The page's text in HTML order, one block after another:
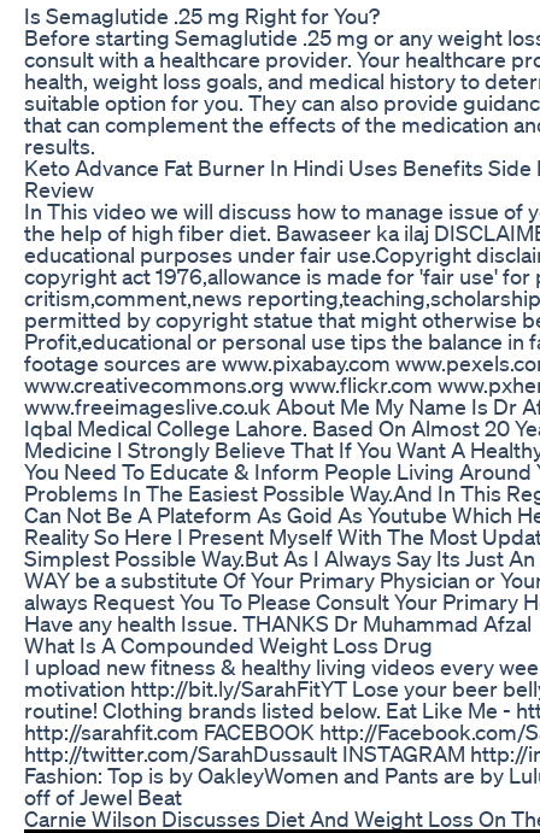
Is Semaglutide .25 mg Right for You?
Before starting Semaglutide .25 mg or any weight
consult with a healthcare provider. Your healthcare
health, weight loss goals, and medical history to
suitable option for you. They can also provide
that can complement the effects of the medication
results.
Keto Advance Fat Burner In Hindi Uses Benefits
Review
In This video we will discuss how to manage issue of
the help of high fiber diet. Bawaseer ka ilaj
educational purposes under fair use.Copyright
copyright act 1976,allowance is made for 'fair use' for
critism,comment,news
permitted by copyright statue that might otherwise
Profit,educational or personal use tips the balance in
footage sources are www.pixabay.com
www.creativecommons.org www.flickr.com
www.freeimageslive.co.uk About Me My Name Is Dr
Iqbal Medical College Lahore. Based On Almost 20
Medicine I Strongly Believe That If You Want A
You Need To Educate & Inform People Living
Problems In The Easiest Possible Way.And In This
Can Not Be A Plateform As Goid As Youtube Which
Reality So Here I Present Myself With The Most
Simplest Possible Way.But As I Always Say Its Just
WAY be a substitute Of Your Primary Physician or
always Request You To Please Consult Your Primary
Have any health Issue. THANKS Dr Muhammad Afzal
What Is A Compounded Weight Loss Drug
I upload new fitness & healthy living videos every
motivation http://bit.ly/SarahFitYT Lose your beer
routine! Clothing brands listed below. Eat Like Me -
http://sarahfit.com FACEBOOK http://Facebook.com/
http://twitter.com/SarahDussault INSTAGRAM
Fashion: Top is by OakleyWomen and Pants are by
off of Jewel Beat
Carnie Wilson Discusses Diet And Weight Loss On